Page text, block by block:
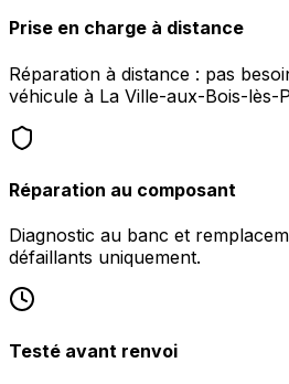
Prise en charge à distance
Réparation à distance : pas
véhicule à La Ville-aux-Bois-lès-
Réparation au composant
Diagnostic au banc et
défaillants uniquement.
Testé avant renvoi